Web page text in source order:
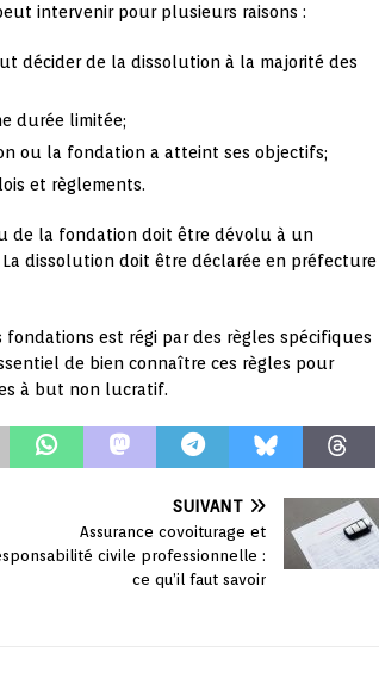
intervenir pour plusieurs raisons :
décider de la dissolution à la majorité des
durée limitée;
ou la fondation a atteint ses objectifs;
et règlements.
de la fondation doit être dévolu à un
dissolution doit être déclarée en préfecture
est régi par des règles spécifiques
de bien connaître ces règles pour
à but non lucratif.
SUIVANT
Assurance covoiturage et
civile professionnelle :
ce qu’il faut savoir